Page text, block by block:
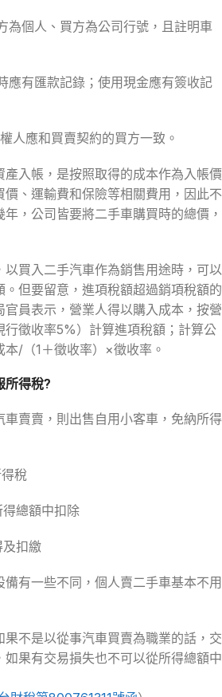
為個人、買方為公司行號，且註明車
應有匯款記錄；使用現金應有簽收記
人應和買賣契約的買方一致。
產入帳，是按照取得的成本作為入帳價
、運輸費和保險等相關費用，因此不
，公司皆要將二手車購買時的總價，
買入二手汽車作為銷售用途時，可以
但要留意，進項稅額超過銷項稅額的
員表示，營業人得以購入成本，按營
行徵收率5%）計算進項稅額；計算公
/（1＋徵收率）×徵收率。
所得稅?
賣賣，則出售自用小客車，免納所得
稅
總額中扣除
扣繳
有一些不同，個人賣二手車基本不用
不是以從事汽車買賣為職業的話，交
果有交易損失也不可以從所得總額中